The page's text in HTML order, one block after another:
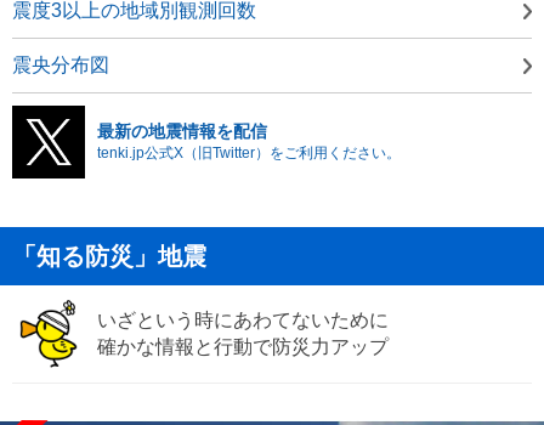
震度3以上の地域別観測回数
震央分布図
最新の地震情報を配信
tenki.jp公式X（旧Twitter）をご利用ください。
「知る防災」地震
いざという時にあわてないために
確かな情報と行動で防災力アップ